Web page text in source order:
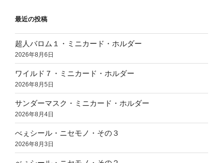
最近の投稿
超人バロム１・ミニカード・ホルダー
2026年8月6日
ワイルド７・ミニカード・ホルダー
2026年8月5日
サンダーマスク・ミニカード・ホルダー
2026年8月4日
べぇシール・ニセモノ・その３
2026年8月3日